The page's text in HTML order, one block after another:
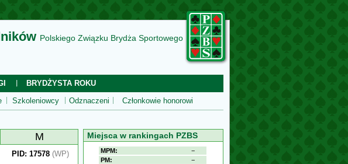
Polskiego Związku Brydża Sportowego
BRYDŻYSTA ROKU
Szkoleniowcy Odznaczeni Członkowie honorowi
M
PID: 17578 (WP)
Miejsca w rankingach PZBS
MPM:
−
PM:
−